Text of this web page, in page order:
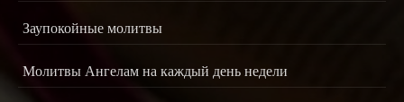
Заупокойные молитвы
Молитвы Ангелам на каждый день недели